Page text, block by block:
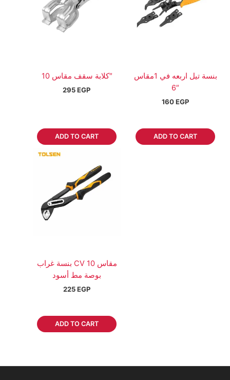
كلابة سقف مقاس 10″
295EGP
ADD TO CART
بنسة تيل اربعه في 1مقاس
6″
160EGP
ADD TO CART
بنسة غراب CV مقاس 10
بوصة مط أسود
225EGP
ADD TO CART